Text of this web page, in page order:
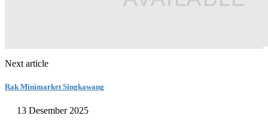
Next article
Rak Minimarket Singkawang
13 Desember 2025